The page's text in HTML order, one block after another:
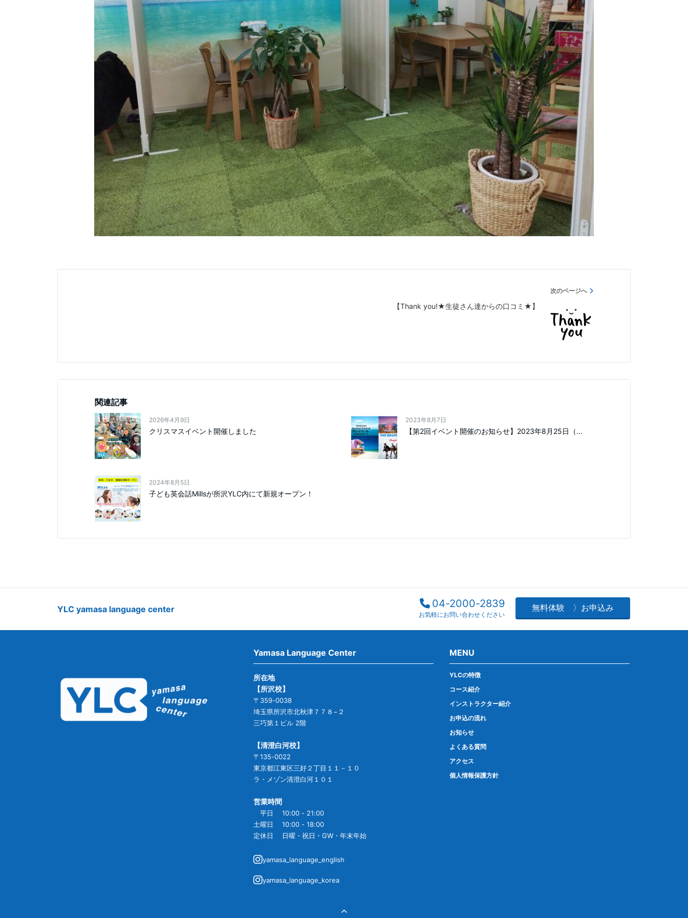
次のページへ
【Thank you!★生徒さん達からの口コミ★】
関連記事
2026年4月9日
クリスマスイベント開催しました
2023年8月7日
【第2回イベント開催のお知らせ】2023年8月25日（...
2024年8月5日
子ども英会話Millsが所沢YLC内にて新規オープン！
YLC yamasa language center 04-2000-2839
お気軽にお問い合わせください
無料体験 〉お申込み
Yamasa Language Center
所在地
【所沢校】
〒359-0038
埼玉県所沢市北秋津７７８−２
三巧第１ビル 2階
【清澄白河校】
〒135-0022
東京都江東区三好２丁目１１－１０
ラ・メゾン清澄白河１０１
営業時間
平日 10:00 - 21:00
土曜日 10:00 - 18:00
定休日 日曜・祝日・GW・年末年始
yamasa_language_english
yamasa_language_korea
MENU
YLCの特徴
コース紹介
インストラクター紹介
お申込の流れ
お知らせ
よくある質問
アクセス
個人情報保護方針